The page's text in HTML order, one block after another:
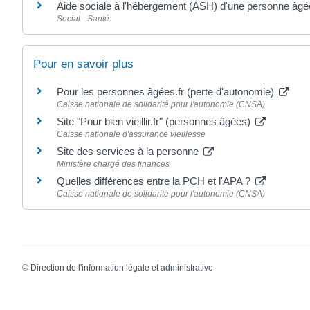
Aide sociale à l'hébergement (ASH) d'une personne
Social - Santé
Pour en savoir plus
Pour les personnes âgées.fr (perte d'autonomie)
Caisse nationale de solidarité pour l'autonomie (CNSA)
Site "Pour bien vieillir.fr" (personnes âgées)
Caisse nationale d'assurance vieillesse
Site des services à la personne
Ministère chargé des finances
Quelles différences entre la PCH et l'APA ?
Caisse nationale de solidarité pour l'autonomie (CNSA)
© Direction de l'information légale et administrative